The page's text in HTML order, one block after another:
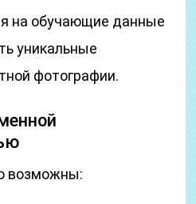
на обучающие данные
уникальные
фотографии.
возможны: